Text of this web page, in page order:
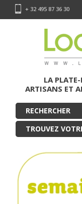
+ 32 495 87 36 30
LA
ARTISANS ET
TROUVEZ